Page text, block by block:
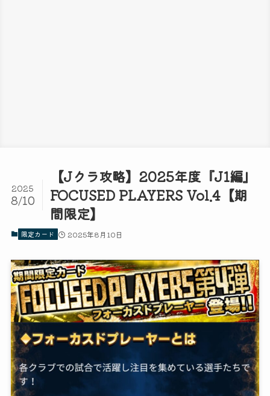
【Jクラ攻略】2025年度『J1編』
FOCUSED PLAYERS Vol.4【期
間限定】
2025
8/10
限定カード 2025年8月10日